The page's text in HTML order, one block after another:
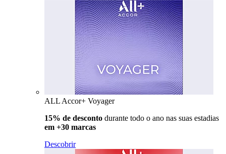
ALL Accor+ Voyager
15% de desconto durante todo o ano nas suas estadias
em +30 marcas
Descobrir